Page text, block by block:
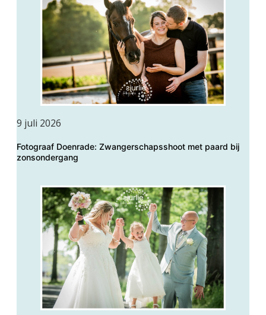
9 juli 2026
Fotograaf Doenrade: Zwangerschapsshoot met paard bij
zonsondergang